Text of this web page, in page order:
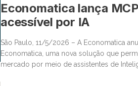
Economatica lança
acessível por IA
São Paulo, 11/5/2026 – A Economatica
Economatica, uma nova solução que
mercado por meio de assistentes de